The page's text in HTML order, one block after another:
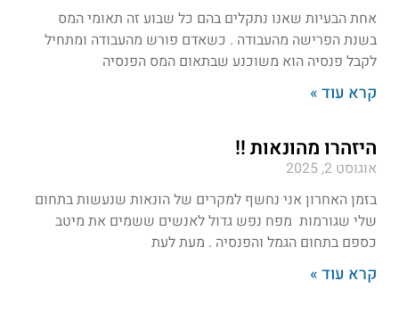
אחת הבעיות שאנו נתקלים בהם כל שבוע זה תאומי המס
בשנת הפרישה מהעבודה . כשאדם פורש מהעבודה ומתחיל
לקבל פנסיה הוא משוכנע שבתאום המס הפנסיה
קרא עוד »
היזהרו מהונאות !!
אוגוסט 2, 2025
בזמן האחרון אני נחשף למקרים של הונאות שנעשות בתחום
שלי שגורמות מפח נפש גדול לאנשים ששמים את מיטב
כספם בתחום הגמל והפנסיה . מעת לעת
קרא עוד »